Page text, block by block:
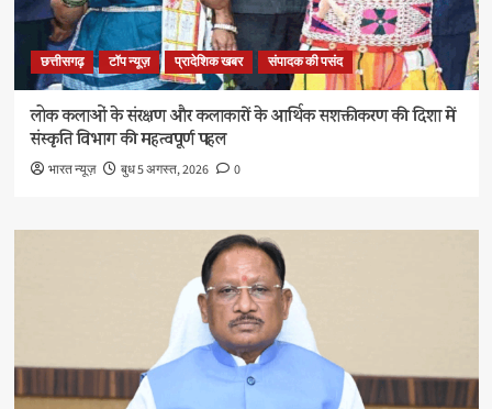
छत्तीसगढ़ टॉप न्यूज़ प्रादेशिक खबर संपादक की पसंद
लोक कलाओं के संरक्षण और कलाकारों के आर्थिक सशक्तीकरण की दिशा में
संस्कृति विभाग की महत्वपूर्ण पहल
भारत न्यूज़ बुध 5 अगस्त, 2026 0